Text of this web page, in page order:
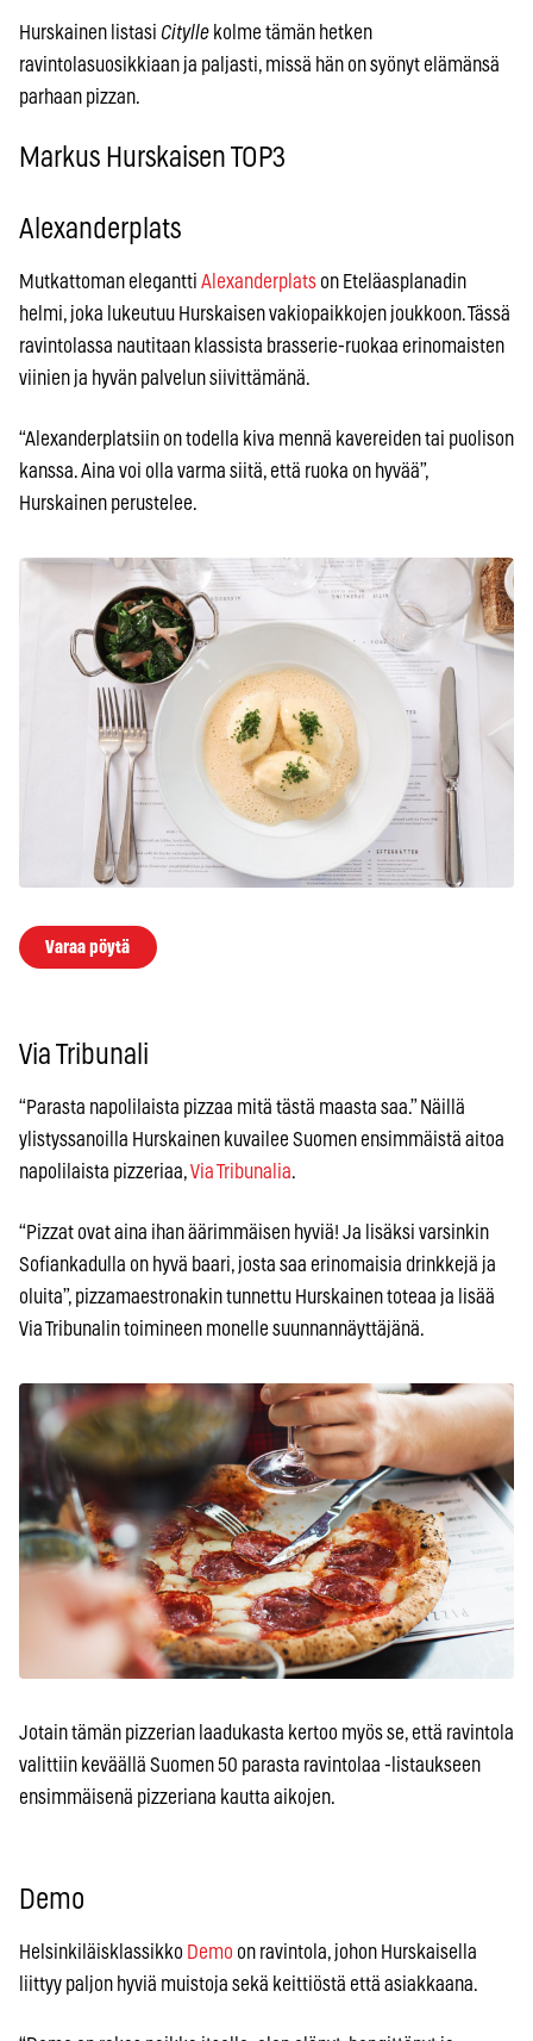
Hurskainen listasi Citylle kolme tämän hetken
ravintolasuosikkiaan ja paljasti, missä hän on syönyt elämänsä
parhaan pizzan.
Markus Hurskaisen TOP3
Alexanderplats
Mutkattoman elegantti Alexanderplats on Eteläasplanadin
helmi, joka lukeutuu Hurskaisen vakiopaikkojen joukkoon. Tässä
ravintolassa nautitaan klassista brasserie-ruokaa erinomaisten
viinien ja hyvän palvelun siivittämänä.
“Alexanderplatsiin on todella kiva mennä kavereiden tai puolison
kanssa. Aina voi olla varma siitä, että ruoka on hyvää”,
Hurskainen perustelee.
Varaa pöytä
Via Tribunali
“Parasta napolilaista pizzaa mitä tästä maasta saa.” Näillä
ylistyssanoilla Hurskainen kuvailee Suomen ensimmäistä aitoa
napolilaista pizzeriaa,Via Tribunalia.
“Pizzat ovat aina ihan äärimmäisen hyviä! Ja lisäksi varsinkin
Sofiankadulla on hyvä baari, josta saa erinomaisia drinkkejä ja
oluita”, pizzamaestronakin tunnettu Hurskainen toteaa ja lisää
Via Tribunalin toimineen monelle suunnannäyttäjänä.
Jotain tämän pizzerian laadukasta kertoo myös se, että ravintola
valittiin keväällä Suomen 50 parasta ravintolaa -listaukseen
ensimmäisenä pizzeriana kautta aikojen.
Demo
Helsinkiläisklassikko Demo on ravintola, johon Hurskaisella
liittyy paljon hyviä muistoja sekä keittiöstä että asiakkaana.